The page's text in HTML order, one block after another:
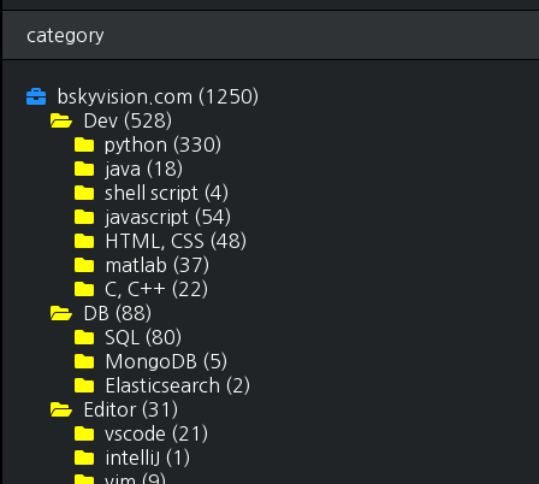
category
bskyvision.com (1250)
Dev (528)
python (330)
java (18)
shell script (4)
javascript (54)
HTML, CSS (48)
matlab (37)
C, C++ (22)
DB (88)
SQL (80)
MongoDB (5)
Elasticsearch (2)
Editor (31)
vscode (21)
intelliJ (1)